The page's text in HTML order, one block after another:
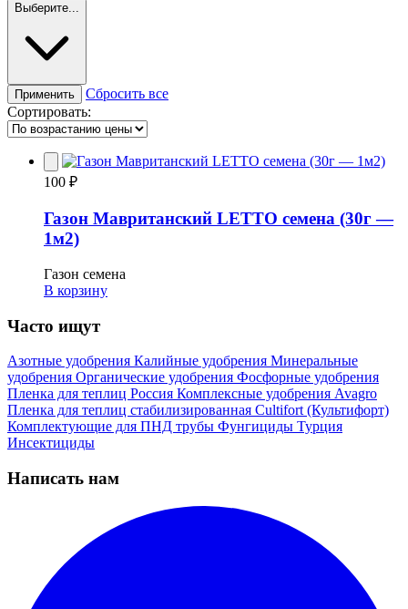
Выберите...
Применить
Сбросить все
Сортировать:
100 ₽
Газон Мавританский LETTO семена (30г —
1м2)
Газон семена
В корзину
Часто ищут
Азотные удобрения Калийные удобрения Минеральные
удобрения Органические удобрения Фосфорные удобрения
Пленка для теплиц Россия Комплексные удобрения Avagro
Пленка для теплиц стабилизированная Cultifort (Культифорт)
Комплектующие для ПНД трубы Фунгициды Турция
Инсектициды
Написать нам